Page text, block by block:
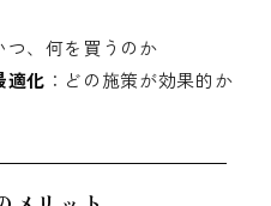
つ、何を買うのか
適化 ：どの施策が効果的か